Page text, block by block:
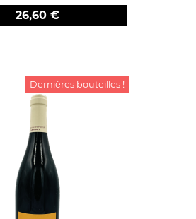
Prix
26,60 €
Dernières bouteilles !